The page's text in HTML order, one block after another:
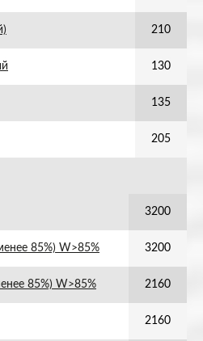
210
130
135
205
3200
85%) W>85% 3200
85%) W>85% 2160
2160